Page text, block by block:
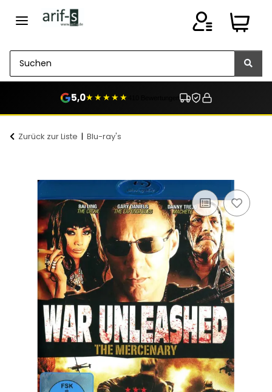
5,0★★★★★
Zurück zur Liste Blu-ray's